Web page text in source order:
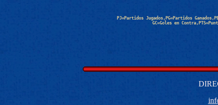
PJ=Partidos Jugados,PG=Partidos
GC=Goles en